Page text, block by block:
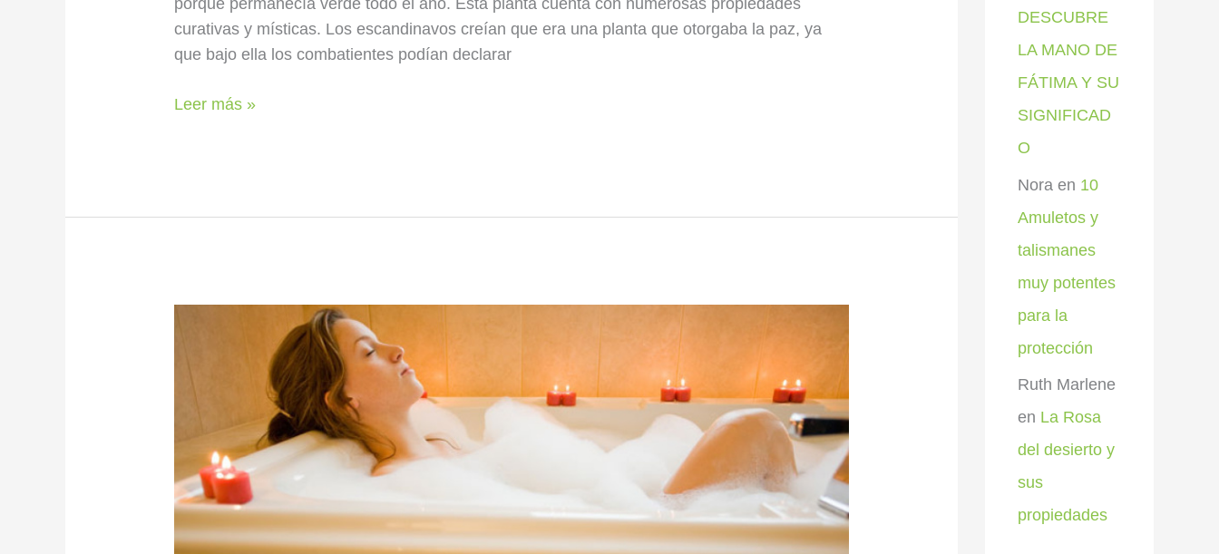
curativas y místicas. Los escandinavos creían que era una planta que otorgaba la paz, ya
que bajo ella los combatientes podían declarar
Leer más »
PARA
CAMINOS
DESCUBRE
LA MANO DE
FÁTIMA Y SU
SIGNIFICAD
O
Nora en 10
Amuletos y
talismanes
muy potentes
para la
protección
Ruth Marlene
en La Rosa
del desierto y
sus
propiedades